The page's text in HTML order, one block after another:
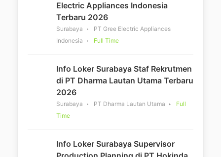
Electric Appliances Indonesia
Terbaru 2026
Surabaya
PT Gree Electric Appliances
Indonesia
Full Time
Info Loker Surabaya Staf Rekrutmen
di PT Dharma Lautan Utama Terbaru
2026
Surabaya PT Dharma Lautan Utama
Full
Time
Info Loker Surabaya Supervisor